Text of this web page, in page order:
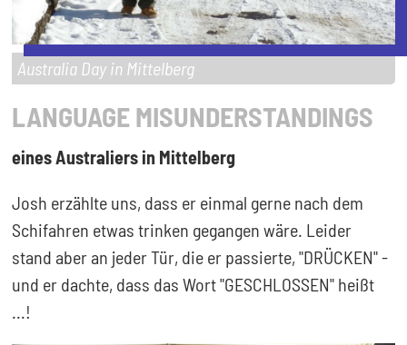
Australia Day in Mittelberg
LANGUAGE MISUNDERSTANDINGS
eines Australiers in Mittelberg
Josh erzählte uns, dass er einmal gerne nach dem
Schifahren etwas trinken gegangen wäre. Leider
stand aber an jeder Tür, die er passierte, "DRÜCKEN" -
und er dachte, dass das Wort "GESCHLOSSEN" heißt
...!